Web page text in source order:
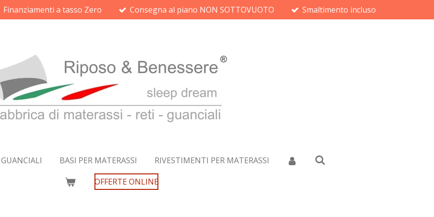
Finanziamenti a tasso Zero Consegna al piano NON SOTTOVUOTO Smaltimento incluso
GUANCIALI BASI PER MATERASSI
RIVESTIMENTI PER MATERASSI
OFFERTE ONLINE